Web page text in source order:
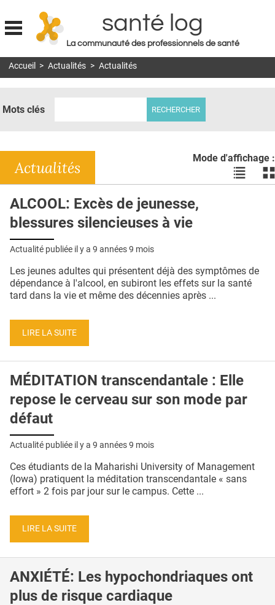
Jump to navigation
santé log
La communauté des professionnels de santé
MON COMPTE
DOSSIERS
RÉSEAUX
E-REVUE SAD
QUI SOMMES-NOUS ?
CONDITIONS GÉNÉRALES
CRÉDITS
Accueil > Actualités > Actualités
Mots clés
Mode d'affichage :
Voir
les
les
Actualités
ALCOOL: Excès de jeunesse,
blessures silencieuses à vie
Actualité publiée il y a 9 années 9 mois
Les jeunes adultes qui présentent déjà des symptômes de
dépendance à l'alcool, en subiront les effets sur la santé
tard dans la vie et même des décennies après ...
LIRE LA SUITE
MÉDITATION transcendantale : Elle
repose le cerveau sur son mode par
défaut
Actualité publiée il y a 9 années 9 mois
Ces étudiants de la Maharishi University of Management
(Iowa) pratiquent la méditation transcendantale « sans
effort » 2 fois par jour sur le campus. Cette ...
LIRE LA SUITE
ANXIÉTÉ: Les hypochondriaques ont
plus de risque cardiaque